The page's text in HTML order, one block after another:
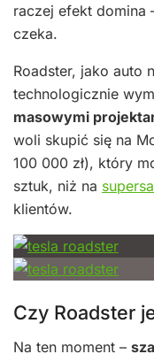
raczej efekt domina
czeka.
Roadster, jako auto
technologicznie
masowymi
woli skupić się na
100 000 zł), który
sztuk, niż na
klientów.
Czy Roadster
Na ten moment –